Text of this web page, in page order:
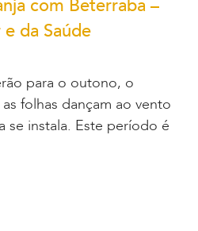
com Beterraba –
da Saúde
para o outono, o
folhas dançam ao vento
se instala. Este período é